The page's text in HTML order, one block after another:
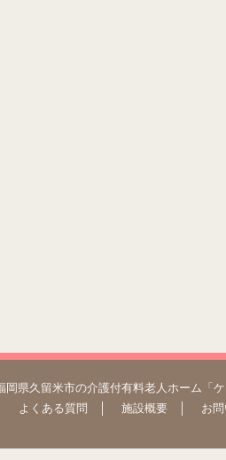
岡県久留米市の介護付有料老人ホーム「
よくある質問
施設概要│ お